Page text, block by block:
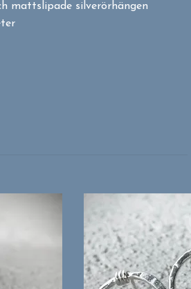
mattslipade silverörhängen